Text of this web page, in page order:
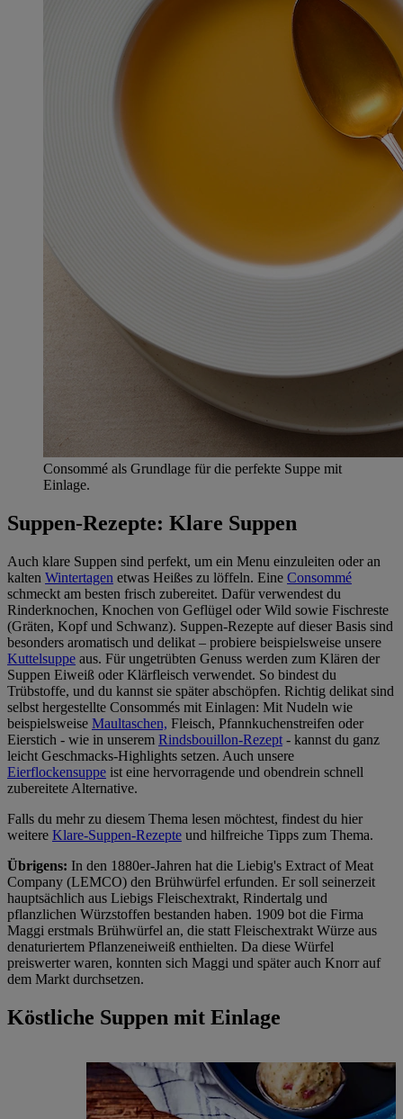
Consommé als Grundlage für die perfekte Suppe mit
Einlage.
Suppen-Rezepte: Klare Suppen
Auch klare Suppen sind perfekt, um ein Menu einzuleiten oder an
kalten Wintertagen etwas Heißes zu löffeln. Eine Consommé
schmeckt am besten frisch zubereitet. Dafür verwendest du
Rinderknochen, Knochen von Geflügel oder Wild sowie Fischreste
(Gräten, Kopf und Schwanz). Suppen-Rezepte auf dieser Basis sind
besonders aromatisch und delikat – probiere beispielsweise unsere
Kuttelsuppe aus. Für ungetrübten Genuss werden zum Klären der
Suppen Eiweiß oder Klärfleisch verwendet. So bindest du
Trübstoffe, und du kannst sie später abschöpfen. Richtig delikat sind
selbst hergestellte Consommés mit Einlagen: Mit Nudeln wie
beispielsweise Maultaschen, Fleisch, Pfannkuchenstreifen oder
Eierstich - wie in unserem Rindsbouillon-Rezept - kannst du ganz
leicht Geschmacks-Highlights setzen. Auch unsere
Eierflockensuppe ist eine hervorragende und obendrein schnell
zubereitete Alternative.
Falls du mehr zu diesem Thema lesen möchtest, findest du hier
weitere Klare-Suppen-Rezepte und hilfreiche Tipps zum Thema.
Übrigens: In den 1880er-Jahren hat die Liebig's Extract of Meat
Company (LEMCO) den Brühwürfel erfunden. Er soll seinerzeit
hauptsächlich aus Liebigs Fleischextrakt, Rindertalg und
pflanzlichen Würzstoffen bestanden haben. 1909 bot die Firma
Maggi erstmals Brühwürfel an, die statt Fleischextrakt Würze aus
denaturiertem Pflanzeneiweiß enthielten. Da diese Würfel
preiswerter waren, konnten sich Maggi und später auch Knorr auf
dem Markt durchsetzen.
Köstliche Suppen mit Einlage